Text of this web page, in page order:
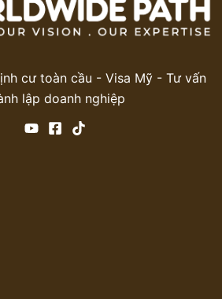
cư toàn cầu - Visa Mỹ - Tư vấn
lập doanh nghiệp